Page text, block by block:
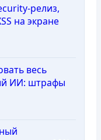
релиз,
на экране
весь
ИИ: штрафы